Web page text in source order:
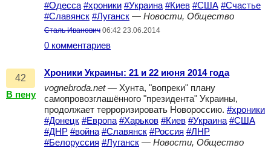
#Одесса #хроники #Украина #Киев #США #Счастье
#Славянск #Луганск — Новости, Общество
Сталь Иванович 06:42 23.06.2014
0 комментариев
42
В пену
Хроники Украины: 21 и 22 июня 2014 года
vognebroda.net— Хунта, "вопреки" плану
самопровозглашённого "президента" Украины,
продолжает терроризировать Новороссию. #хроники
#Донецк #Европа #Харьков #Киев #Украина #США
#ДНР #война #Славянск #Россия #ЛНР
#Белоруссия #Луганск — Новости, Общество